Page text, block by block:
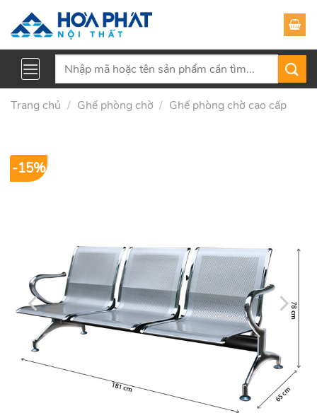
Tìm
Trang chủ / Ghế phòng chờ / Ghế phòng chờ cao cấp
-15%